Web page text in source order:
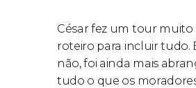
César fez um tour
roteiro para incluir tudo.
não, foi ainda mais
tudo o que os